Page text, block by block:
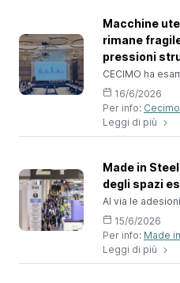
all'economia
Guido Reim
Macchine
rimane
pressioni
CECIMO ha
dovrà affrontare
e delle
caratterizzato
economica.
prospettiveNel
contesto
debole e una
16/6/2026
Per info: Cecimo
Leggi di più
Made in
degli spazi
Al via le
Conference &
alla filiera
mostra segnali
difficili, l’evento
strategica per
15/6/2026
Per info: Made
Leggi di più